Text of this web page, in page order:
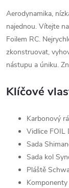
Aerodynamika,
najednou. Vítejte
Foilem RC.
zkonstruovat,
nástupu a úniku.
Klíčové
Karbonový
Vidlice FOIL
Sada
Sada kol
Pláště